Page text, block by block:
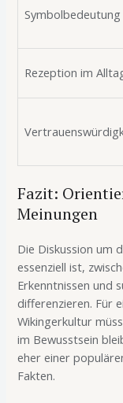
Symbolbedeutung
Rezeption im
Fazit:
Meinungen
Die Diskussion um
essenziell ist,
Erkenntnissen und
differenzieren. Für
Wikingerkultur
im Bewusstsein
eher einer
Fakten.